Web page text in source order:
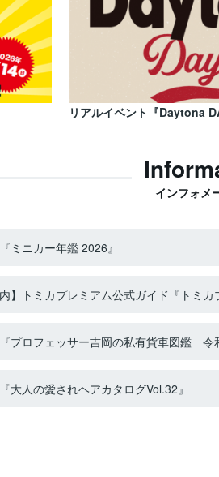
リアルイベント『Daytona
インフォメ
ミニカー年鑑 2026』
】トミカプレミアム公式ガイド『トミ
プロフェッサー吉岡の私有貨車図鑑 令
大人の愛されヘアカタログVol.32』